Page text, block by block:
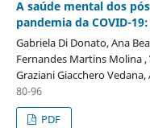
A saúde mental dos
pandemia da COVID-
Gabriela Di Donato, Ana
Fernandes Martins Molina
Graziani Giacchero
80-96
PDF